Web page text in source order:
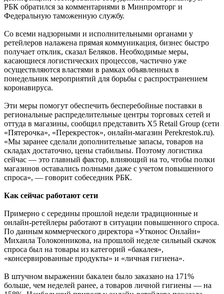
РБК обратился за комментариями в Минпромторг и
Федеральную таможенную службу.
Со всеми надзорными и исполнительными органами у
ретейлеров налажена прямая коммуникация, бизнес быстро
получает отклик, сказал Беляков. Необходимые меры,
касающиеся логистических процессов, частично уже
осуществляются властями в рамках объявленных в
понедельник мероприятий для борьбы с распространением
коронавируса.
Эти меры помогут обеспечить бесперебойные поставки в
региональные распределительные центры торговых сетей и
оттуда в магазины, сообщил представить X5 Retail Group (сети
«Пятерочка», «Перекресток», онлайн-магазин Perekrestok.ru).
«Мы заранее сделали дополнительные запасы, товаров на
складах достаточно, цены стабильны. Поэтому логистика
сейчас — это главный фактор, влияющий на то, чтобы полки
магазинов оставались полными даже с учетом повышенного
спроса», — говорит собеседник РБК.
Как сейчас работают сети
Примерно с середины прошлой недели традиционные и
онлайн-ретейлеры работают в ситуации повышенного спроса.
По данным коммерческого директора «Утконос Онлайн»
Михаила Толоконникова, на прошлой неделе сильный скачок
спроса был на товары из категорий «бакалея»,
«консервированные продукты» и «личная гигиена».
В штучном выражении бакалеи было заказано на 171%
больше, чем неделей ранее, а товаров личной гигиены — на